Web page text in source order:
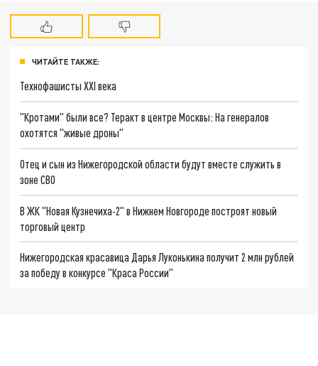
ЧИТАЙТЕ ТАКЖЕ:
Технофашисты XXI века
"Кротами" были все? Теракт в центре Москвы: На генералов
охотятся "живые дроны"
Отец и сын из Нижегородской области будут вместе служить в
зоне СВО
В ЖК "Новая Кузнечиха-2" в Нижнем Новгороде построят новый
торговый центр
Нижегородская красавица Дарья Луконькина получит 2 млн рублей
за победу в конкурсе "Краса России"